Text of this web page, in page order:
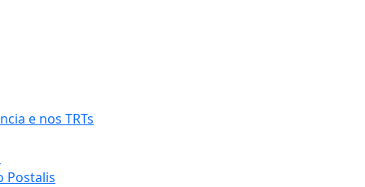
e nos TRTs
Postalis